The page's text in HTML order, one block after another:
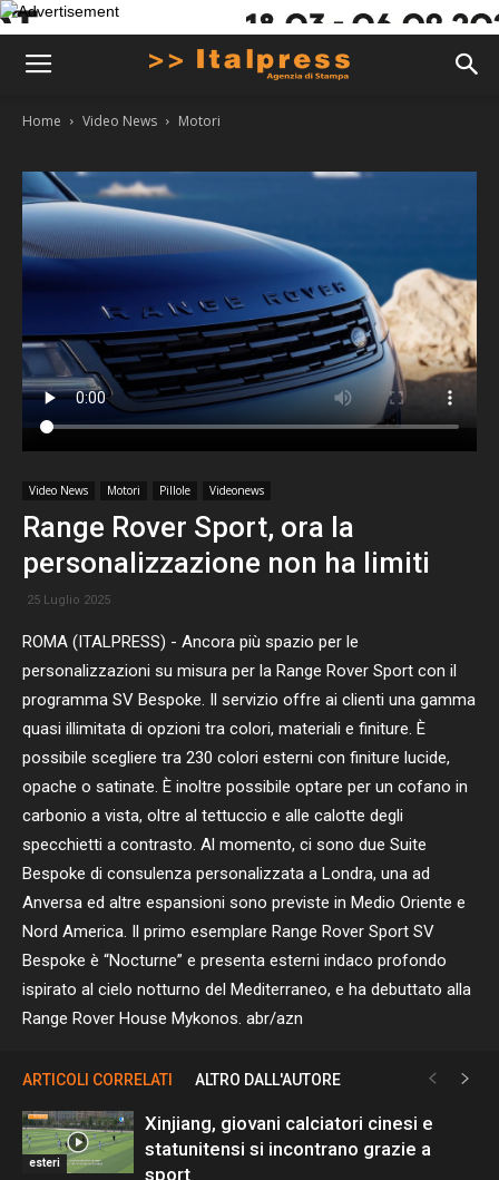
Home Video News Motori
Video News Motori Pillole Videonews
Range Rover Sport, ora la
personalizzazione non ha limiti
25 Luglio 2025
ROMA (ITALPRESS) - Ancora più spazio per le
personalizzazioni su misura per la Range Rover Sport con il
programma SV Bespoke. Il servizio offre ai clienti una gamma
quasi illimitata di opzioni tra colori, materiali e finiture. È
possibile scegliere tra 230 colori esterni con finiture lucide,
opache o satinate. È inoltre possibile optare per un cofano in
carbonio a vista, oltre al tettuccio e alle calotte degli
specchietti a contrasto. Al momento, ci sono due Suite
Bespoke di consulenza personalizzata a Londra, una ad
Anversa ed altre espansioni sono previste in Medio Oriente e
Nord America. Il primo esemplare Range Rover Sport SV
Bespoke è “Nocturne” e presenta esterni indaco profondo
ispirato al cielo notturno del Mediterraneo, e ha debuttato alla
Range Rover House Mykonos. abr/azn
ARTICOLI CORRELATI ALTRO DALL'AUTORE
esteri
Xinjiang, giovani calciatori cinesi e
statunitensi si incontrano grazie a
sport